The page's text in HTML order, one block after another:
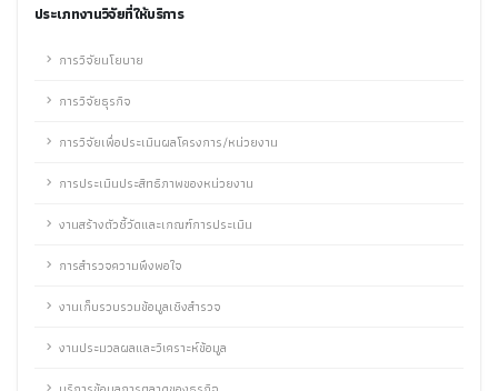
ประเภทงานวิจัยที่ให้บริการ
การวิจัยนโยบาย
การวิจัยธุรกิจ
การวิจัยเพื่อประเมินผลโครงการ/หน่วยงาน
การประเมินประสิทธิภาพของหน่วยงาน
งานสร้างตัวชี้วัดและเกณฑ์การประเมิน
การสำรวจความพึงพอใจ
งานเก็บรวบรวมข้อมูลเชิงสำรวจ
งานประมวลผลและวิเคราะห์ข้อมูล